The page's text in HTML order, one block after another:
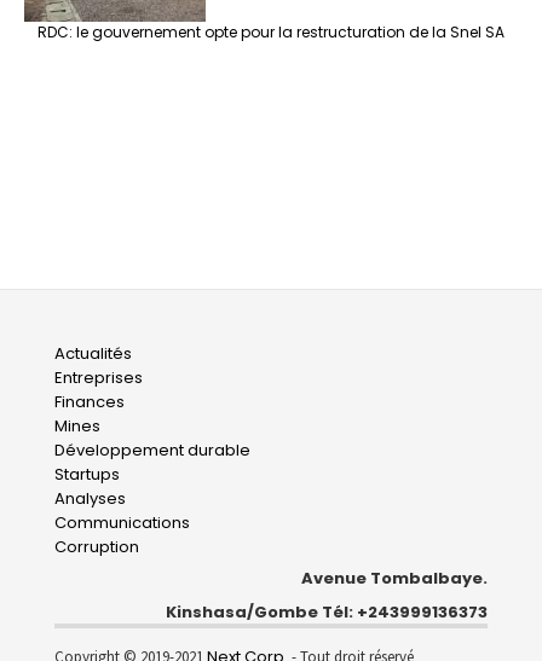
RDC: le gouvernement opte pour la restructuration de la Snel SA
Main
navigation
Actualités
Entreprises
Finances
Mines
Développement durable
Startups
Analyses
Communications
Corruption
Avenue Tombalbaye.
Kinshasa/Gombe Tél: +243999136373